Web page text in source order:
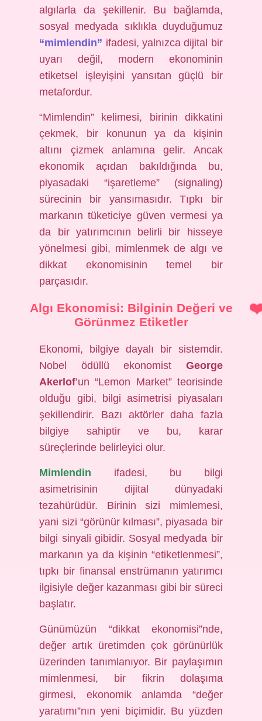
algılarla da şekillenir. Bu bağlamda,
sosyal medyada sıklıkla duyduğumuz
“mimlendin” ifadesi, yalnızca dijital bir
uyarı değil, modern ekonominin
etiketsel işleyişini yansıtan güçlü bir
metafordur.
“Mimlendin” kelimesi, birinin dikkatini
çekmek, bir konunun ya da kişinin
altını çizmek anlamına gelir. Ancak
ekonomik açıdan bakıldığında bu,
piyasadaki “işaretleme” (signaling)
sürecinin bir yansımasıdır. Tıpkı bir
markanın tüketiciye güven vermesi ya
da bir yatırımcının belirli bir hisseye
yönelmesi gibi, mimlenmek de algı ve
dikkat ekonomisinin temel bir
parçasıdır.
Algı Ekonomisi: Bilginin Değeri ve
Görünmez Etiketler
Ekonomi, bilgiye dayalı bir sistemdir.
Nobel ödüllü ekonomist George
Akerlof’un “Lemon Market” teorisinde
olduğu gibi, bilgi asimetrisi piyasaları
şekillendirir. Bazı aktörler daha fazla
bilgiye sahiptir ve bu, karar
süreçlerinde belirleyici olur.
Mimlendin ifadesi, bu bilgi
asimetrisinin dijital dünyadaki
tezahürüdür. Birinin sizi mimlemesi,
yani sizi “görünür kılması”, piyasada bir
bilgi sinyali gibidir. Sosyal medyada bir
markanın ya da kişinin “etiketlenmesi”,
tıpkı bir finansal enstrümanın yatırımcı
ilgisiyle değer kazanması gibi bir süreci
başlatır.
Günümüzün “dikkat ekonomisi”nde,
değer artık üretimden çok görünürlük
üzerinden tanımlanıyor. Bir paylaşımın
mimlenmesi, bir fikrin dolaşıma
girmesi, ekonomik anlamda “değer
yaratımı”nın yeni biçimidir. Bu yüzden